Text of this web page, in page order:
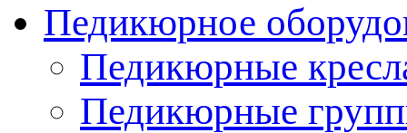
Педикюрное
Педикюрные
Педикюрные